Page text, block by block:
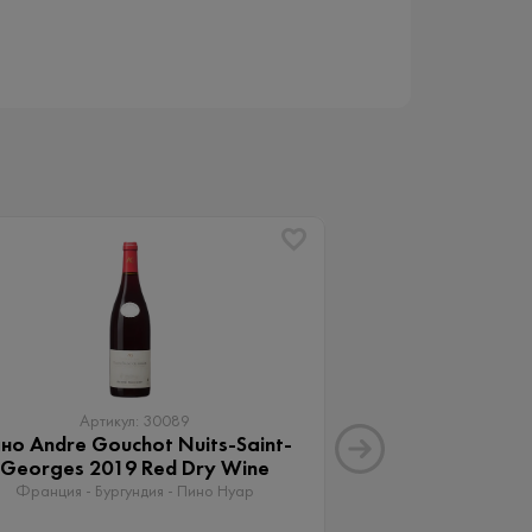
Артикул: 30089
Andre Gouchot Nuits-Saint-
Georges 2019 Red Dry Wine
Франция - Бургундия - Пино Нуар